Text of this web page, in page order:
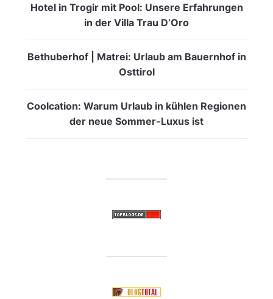
Hotel in Trogir mit Pool: Unsere Erfahrungen
in der Villa Trau D’Oro
Bethuberhof | Matrei: Urlaub am Bauernhof in
Osttirol
Coolcation: Warum Urlaub in kühlen Regionen
der neue Sommer-Luxus ist